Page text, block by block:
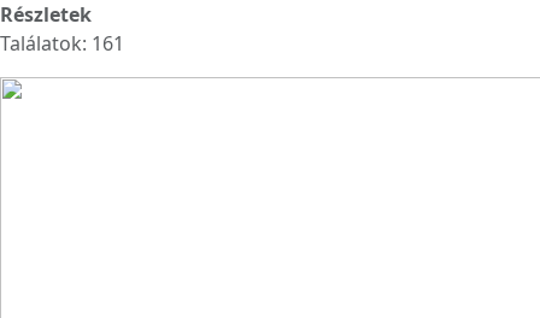
Részletek
Találatok: 161